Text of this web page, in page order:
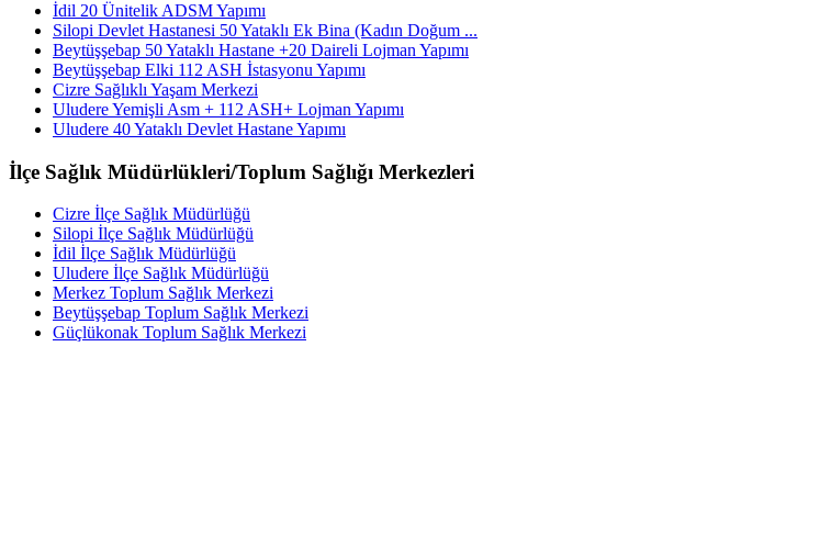
İdil 20 Ünitelik ADSM Yapımı
Silopi Devlet Hastanesi 50 Yataklı Ek Bina (Kadın Doğum ...
Beytüşşebap 50 Yataklı Hastane +20 Daireli Lojman Yapımı
Beytüşşebap Elki 112 ASH İstasyonu Yapımı
Cizre Sağlıklı Yaşam Merkezi
Uludere Yemişli Asm + 112 ASH+ Lojman Yapımı
Uludere 40 Yataklı Devlet Hastane Yapımı
İlçe Sağlık Müdürlükleri/Toplum Sağlığı Merkezleri
Cizre İlçe Sağlık Müdürlüğü
Silopi İlçe Sağlık Müdürlüğü
İdil İlçe Sağlık Müdürlüğü
Uludere İlçe Sağlık Müdürlüğü
Merkez Toplum Sağlık Merkezi
Beytüşşebap Toplum Sağlık Merkezi
Güçlükonak Toplum Sağlık Merkezi